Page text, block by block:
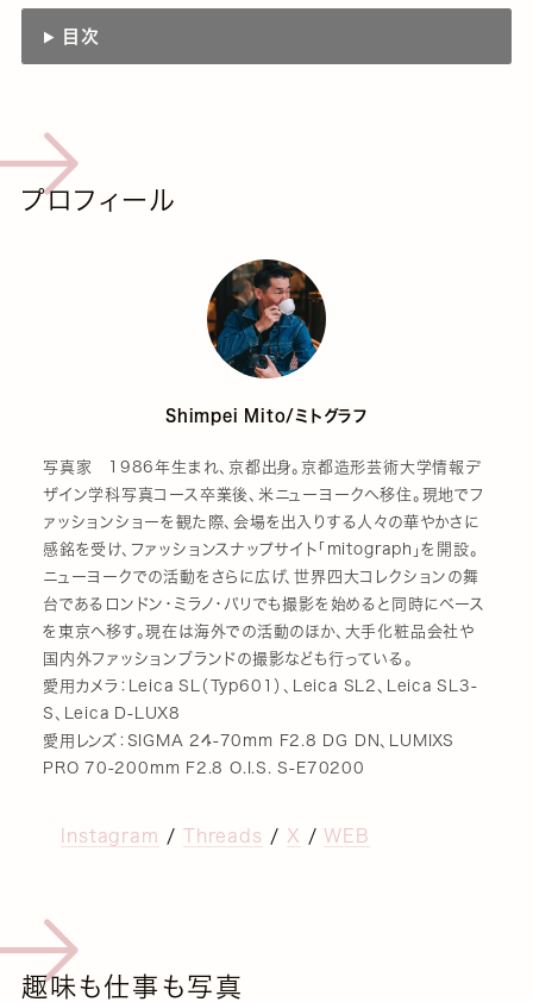
目次
プロフィール
Shimpei Mito/ミトグラフ
写真家 1986年生まれ、京都出身。京都造形芸術大学情報デ
ザイン学科写真コース卒業後、米ニューヨークへ移住。現地でフ
ァッションショーを観た際、会場を出入りする人々の華やかさに
感銘を受け、ファッションスナップサイト「mitograph」を開設。
ニューヨークでの活動をさらに広げ、世界四大コレクションの舞
台であるロンドン・ミラノ・パリでも撮影を始めると同時にベース
を東京へ移す。現在は海外での活動のほか、大手化粧品会社や
国内外ファッションブランドの撮影なども行っている。
愛用カメラ：Leica SL（Typ601）、Leica SL2、Leica SL3-
S、Leica D-LUX8
愛用レンズ：SIGMA 24-70mm F2.8 DG DN、LUMIXS
PRO 70-200mm F2.8 O.I.S. S-E70200
Instagram / Threads / X / WEB
趣味も仕事も写真